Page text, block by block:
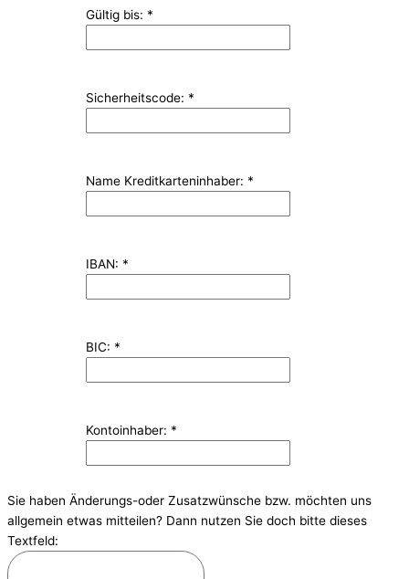
Gültig bis: *
Sicherheitscode: *
Name Kreditkarteninhaber: *
IBAN: *
BIC: *
Kontoinhaber: *
Sie haben Änderungs-oder Zusatzwünsche bzw. möchten uns
allgemein etwas mitteilen? Dann nutzen Sie doch bitte dieses
Textfeld: